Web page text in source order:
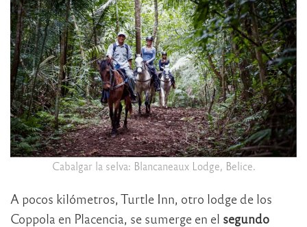
Cabalgar la selva: Blancaneaux Lodge, Belice.
A pocos kilómetros, Turtle Inn, otro lodge de los
Coppola en Placencia, se sumerge en el segundo